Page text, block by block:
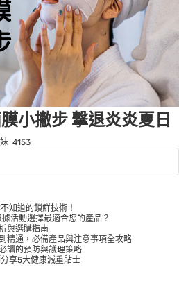
小撇步 撃退炎炎夏日
4153
知道的鎖鮮技術！
活動選擇最適合您的產品？
與選購指南
精通，必備產品與注意事項全攻略
讀的預防與護理策略
享5大健康減重貼士